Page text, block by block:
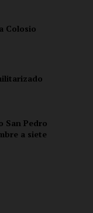
Colosio
San Pedro
a siete